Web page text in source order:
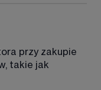
przy zakupie
takie jak